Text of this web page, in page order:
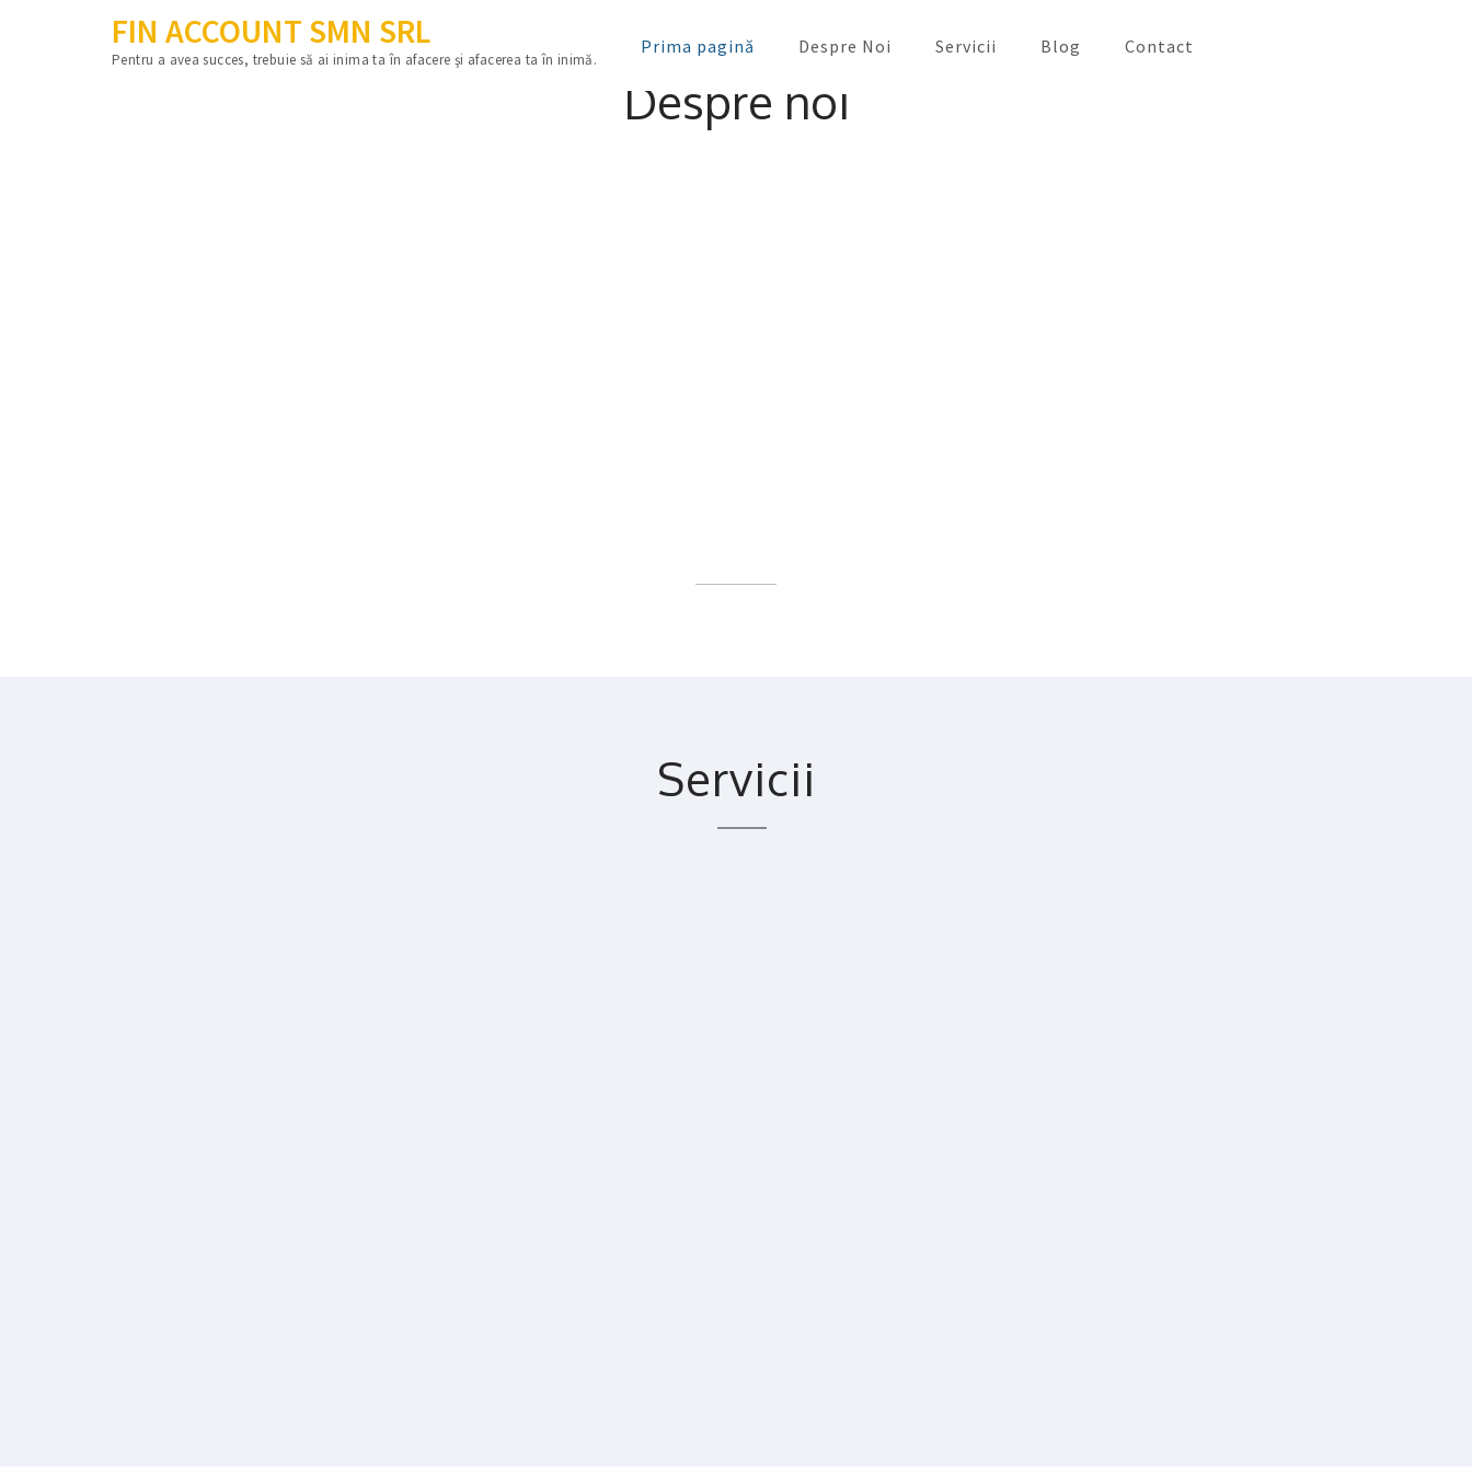
FIN ACCOUNT SMN SRL
Pentru a avea succes, trebuie să ai inima ta în afacere şi afacerea ta în inimă.
Prima pagină Despre Noi Servicii Blog Contact
Despre noi
Servicii